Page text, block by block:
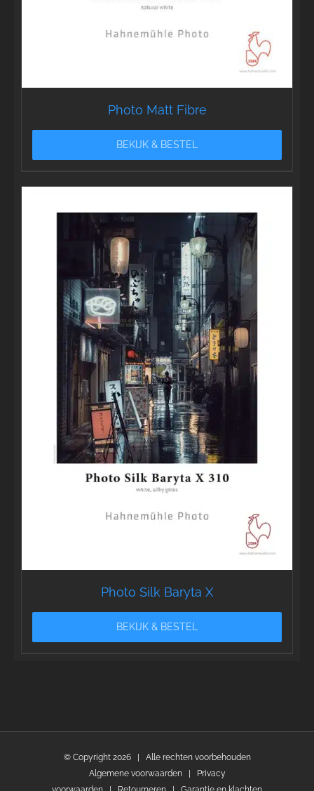
Photo Matt Fibre
BEKIJK & BESTEL
Photo Silk Baryta X
BEKIJK & BESTEL
© Copyright 2026 | Alle rechten voorbehouden
Algemene voorwaarden|
Privacy